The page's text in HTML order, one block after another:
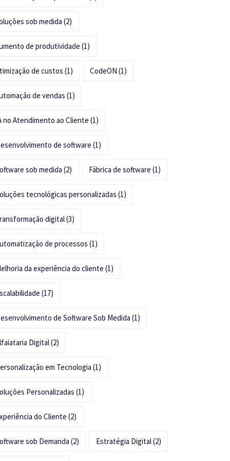
sob medida (2)
de produtividade (1)
de custos (1) CodeON (1)
de vendas (1)
no Atendimento ao Cliente (1)
de software (1)
sob medida (2) Fábrica de software (1)
tecnológicas personalizadas (1)
digital(3)
de processos (1)
da experiência do cliente (1)
(17)
de Software Sob Medida (1)
Digital(2)
em Tecnologia (1)
Personalizadas (1)
do Cliente (2)
sob Demanda (2) Estratégia Digital(2)